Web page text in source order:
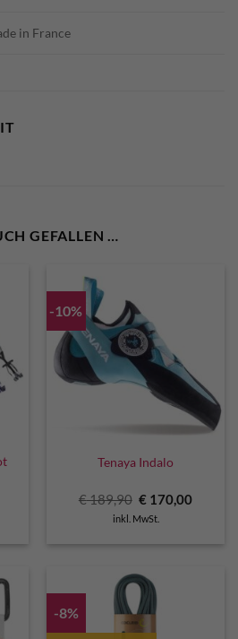
in France
GEFALLEN …
-10%
Tenaya Indalo
€189,90 Ursprünglicher
war:
€ 170,00
inkl. MwSt.
-8%